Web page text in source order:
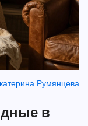
Румянцева
в